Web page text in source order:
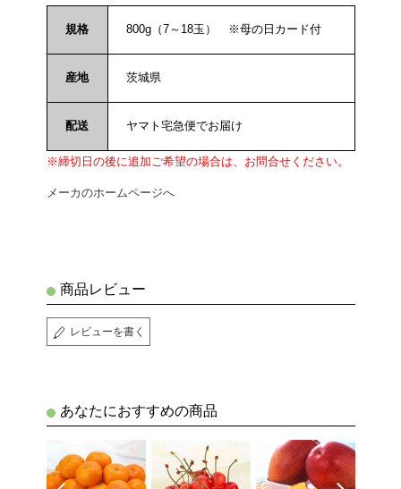
規格 800g（7～18玉） ※母の日カード付
産地 茨城県
配送 ヤマト宅急便でお届け
※締切日の後に追加ご希望の場合は、お問合せください。
メーカのホームページへ
商品レビュー
レビューを書く
あなたにおすすめの商品